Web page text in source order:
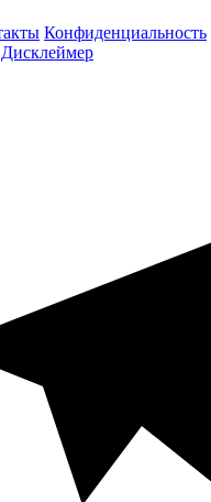
Конфиденциальность
Дисклеймер